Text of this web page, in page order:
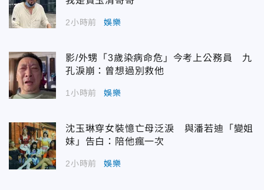
2小時前 娛樂
影/外甥「3歲染病命危」今考上公務員 九
孔淚崩：曾想過別救他
1小時前 娛樂
沈玉琳穿女裝憶亡母泛淚 與潘若迪「變姐
妹」告白：陪他瘋一次
2小時前 娛樂